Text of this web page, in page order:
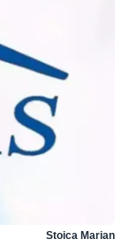
Stoica Marian